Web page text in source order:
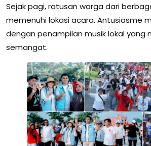
Sejak pagi, ratusan warga dari
memenuhi lokasi acara. Antusiasme
dengan penampilan musik lokal yang
semangat.